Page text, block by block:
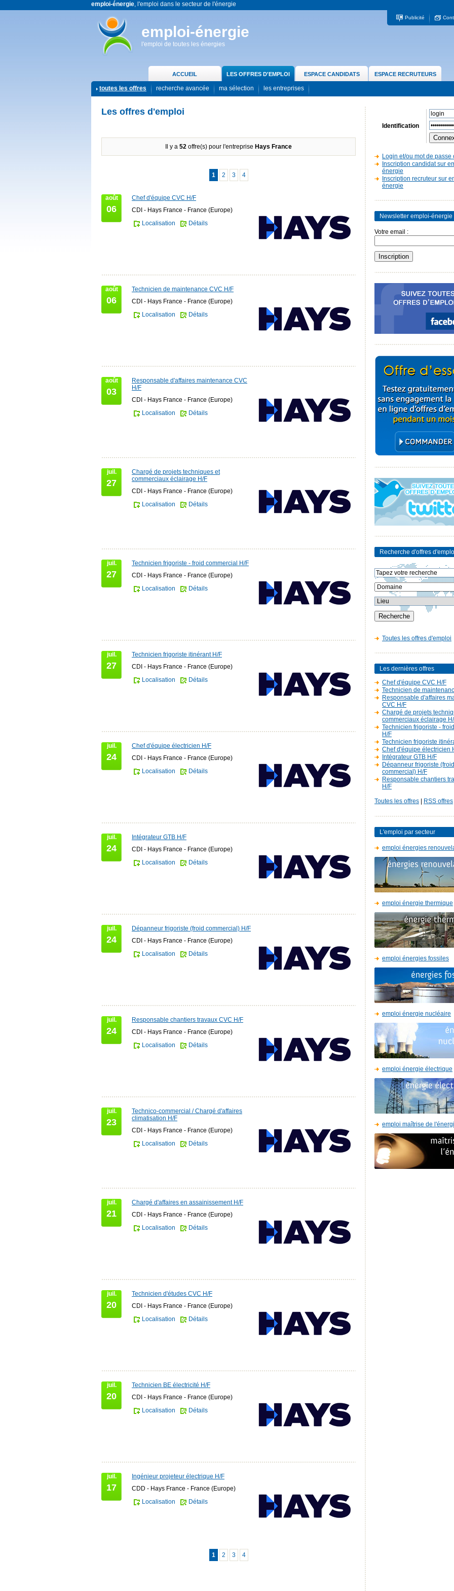
emploi-énergie, l'emploi dans le secteur de l'énergie
emploi-énergie
l'emploi de toutes les énergies
Publicité
ACCUEIL LES OFFRES D'EMPLOI ESPACE CANDIDATS ESPACE RECRUTEURS
toutes les offres recherche avancée ma sélection les entreprises
Les offres d'emploi
Il y a 52 offre(s) pour l'entreprise Hays France
1 2 3 4
août
06
Chef d'équipe CVC H/F
CDI - Hays France - France (Europe)
Localisation
Détails
août
06
Technicien de maintenance CVC H/F
CDI - Hays France - France (Europe)
Localisation
Détails
août
03
Responsable d'affaires maintenance CVC
H/F
CDI - Hays France - France (Europe)
Localisation
Détails
juil.
27
Chargé de projets techniques et
commerciaux éclairage H/F
CDI - Hays France - France (Europe)
Localisation
Détails
juil.
27
Technicien frigoriste - froid commercial H/F
CDI - Hays France - France (Europe)
Localisation
Détails
juil.
27
Technicien frigoriste itinérant H/F
CDI - Hays France - France (Europe)
Localisation
Détails
juil.
24
Chef d'équipe électricien H/F
CDI - Hays France - France (Europe)
Localisation
Détails
juil.
24
Intégrateur GTB H/F
CDI - Hays France - France (Europe)
Localisation
Détails
juil.
24
Dépanneur frigoriste (froid commercial) H/F
CDI - Hays France - France (Europe)
Localisation
Détails
juil.
24
Responsable chantiers travaux CVC H/F
CDI - Hays France - France (Europe)
Localisation
Détails
juil.
23
Technico-commercial / Chargé d'affaires
climatisation H/F
CDI - Hays France - France (Europe)
Localisation
Détails
juil.
21
Chargé d'affaires en assainissement H/F
CDI - Hays France - France (Europe)
Localisation
Détails
juil.
20
Technicien d'études CVC H/F
CDI - Hays France - France (Europe)
Localisation
Détails
juil.
20
Technicien BE électricité H/F
CDI - Hays France - France (Europe)
Localisation
Détails
juil.
17
Ingénieur projeteur électrique H/F
CDD - Hays France - France (Europe)
Localisation
Détails
1 2 3 4
Identification
Login et/ou mot de passe
Inscription candidat sur
énergie
Inscription recruteur sur
énergie
Newsletter emploi-énergie
Votre email :
Recherche d'offres
Toutes les offres d'emploi
Les dernières offres
Chef d'équipe CVC H/F
Technicien de
Responsable d'affaires
CVC H/F
Chargé de projets
commerciaux éclairage
Technicien frigoriste -
H/F
Technicien frigoriste
Chef d'équipe électricien
Intégrateur GTB H/F
Dépanneur frigoriste (froid
commercial) H/F
Responsable chantiers
H/F
Toutes les offres RSS offres
L'emploi par secteur
emploi énergies
emploi énergie thermique
emploi énergies fossiles
emploi énergie nucléaire
emploi énergie électrique
emploi maîtrise de